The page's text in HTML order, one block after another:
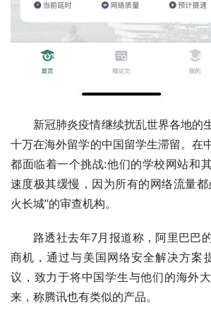
新冠肺炎疫情继续扰乱世界各地的
十万在海外留学的中国留学生滞留。在
都面临着一个挑战:他们的学校网站和
速度极其缓慢，因为所有的网络流量
火长城”的审查机构。
路透社去年7月报道称，阿里巴巴
商机，通过与美国网络安全解决方案
议，致力于将中国学生与他们的海外
来，称腾讯也有类似的产品。